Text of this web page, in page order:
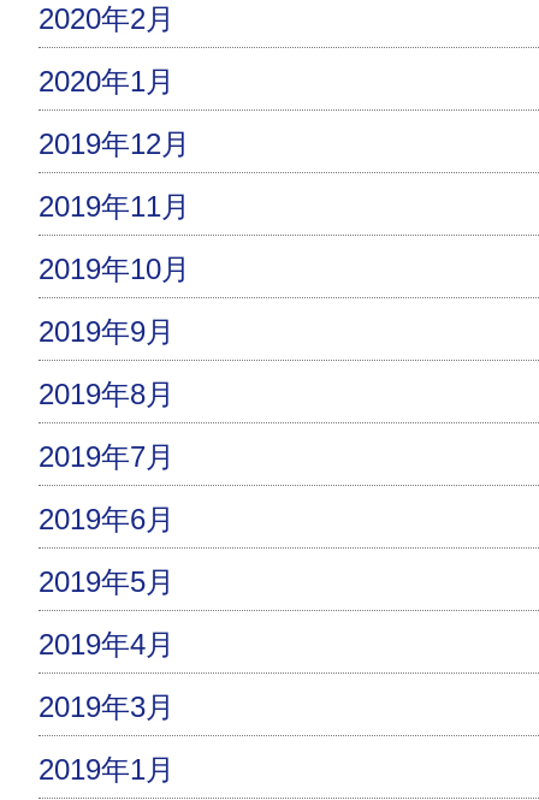
2020年2月
2020年1月
2019年12月
2019年11月
2019年10月
2019年9月
2019年8月
2019年7月
2019年6月
2019年5月
2019年4月
2019年3月
2019年1月